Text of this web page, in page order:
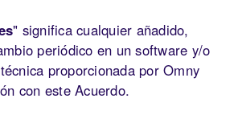
" significa cualquier añadido,
periódico en un software y/o
proporcionada por Omny
con este Acuerdo.